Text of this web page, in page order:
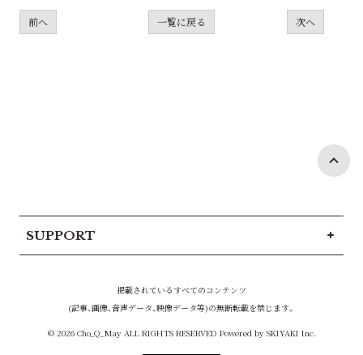
前へ 一覧に戻る 次へ
SUPPORT
掲載されているすべてのコンテンツ
(記事、画像、音声データ、映像データ等)の無断転載を禁じます。
© 2026 Cho_Q_May ALL RIGHTS RESERVED Powered by SKIYAKI Inc.